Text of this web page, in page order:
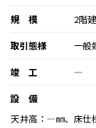
規 模
2階建
取引態様
一般
竣 工
―
設 備
天井高：―㎜、床